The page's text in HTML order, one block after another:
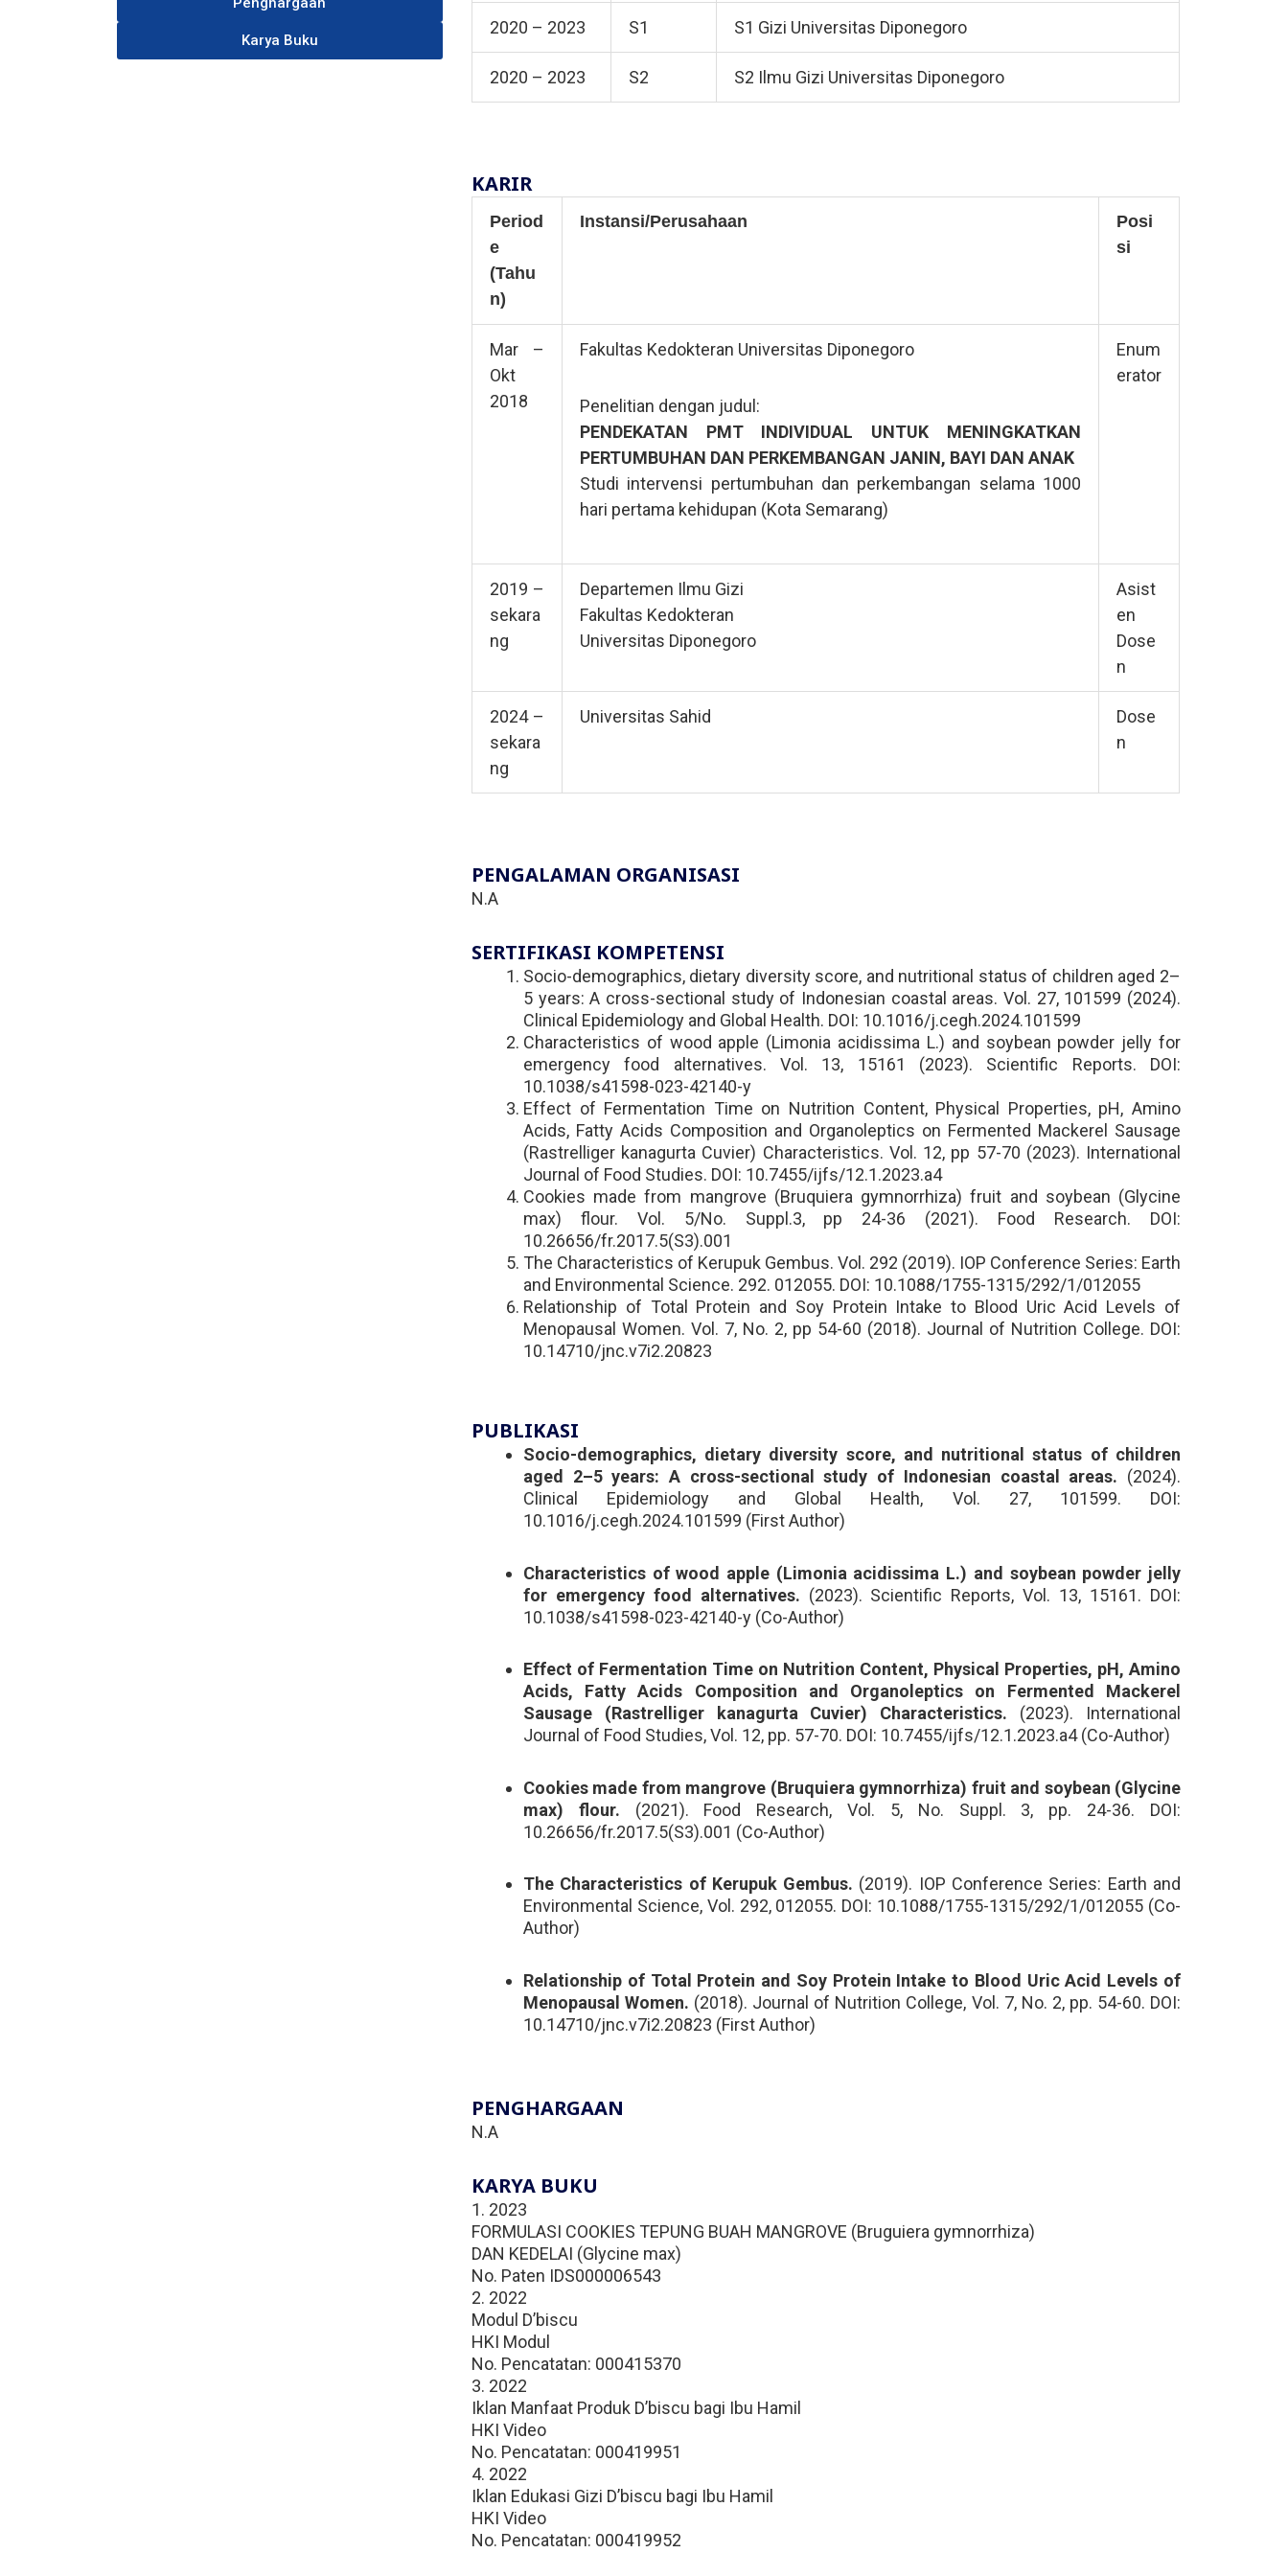
Karya Buku
2020 – 2023 S1 S1 Gizi Universitas Diponegoro
2020 – 2023 S2 S2 Ilmu Gizi Universitas Diponegoro
KARIR
Period
e
(Tahu
n)
Instansi/Perusahaan
Posi
si
Mar –
Okt
2018
Fakultas Kedokteran Universitas Diponegoro
Penelitian dengan judul:
PENDEKATAN PMT INDIVIDUAL UNTUK MENINGKATKAN
PERTUMBUHAN DAN PERKEMBANGAN JANIN, BAYI DAN ANAK
Studi intervensi pertumbuhan dan perkembangan selama 1000
hari pertama kehidupan (Kota Semarang)
Enum
erator
2019 –
sekara
ng
Departemen Ilmu Gizi
Fakultas Kedokteran
Universitas Diponegoro
Asist
en
Dose
n
2024 –
sekara
ng
Universitas Sahid
Dose
n
PENGALAMAN ORGANISASI
N.A
SERTIFIKASI KOMPETENSI
Socio-demographics, dietary diversity score, and nutritional status of children aged 2–
5 years: A cross-sectional study of Indonesian coastal areas. Vol. 27, 101599 (2024).
Clinical Epidemiology and Global Health. DOI: 10.1016/j.cegh.2024.101599
Characteristics of wood apple (Limonia acidissima L.) and soybean powder jelly for
emergency food alternatives. Vol. 13, 15161 (2023). Scientific Reports. DOI:
10.1038/s41598-023-42140-y
Effect of Fermentation Time on Nutrition Content, Physical Properties, pH, Amino
Acids, Fatty Acids Composition and Organoleptics on Fermented Mackerel Sausage
(Rastrelliger kanagurta Cuvier) Characteristics. Vol. 12, pp 57-70 (2023). International
Journal of Food Studies. DOI: 10.7455/ijfs/12.1.2023.a4
Cookies made from mangrove (Bruquiera gymnorrhiza) fruit and soybean (Glycine
max) flour. Vol. 5/No. Suppl.3, pp 24-36 (2021). Food Research. DOI:
10.26656/fr.2017.5(S3).001
The Characteristics of Kerupuk Gembus. Vol. 292 (2019). IOP Conference Series: Earth
and Environmental Science. 292. 012055. DOI: 10.1088/1755-1315/292/1/012055
Relationship of Total Protein and Soy Protein Intake to Blood Uric Acid Levels of
Menopausal Women. Vol. 7, No. 2, pp 54-60 (2018). Journal of Nutrition College. DOI:
10.14710/jnc.v7i2.20823
PUBLIKASI
Socio-demographics, dietary diversity score, and nutritional status of children
aged 2–5 years: A cross-sectional study of Indonesian coastal areas. (2024).
Clinical Epidemiology and Global Health, Vol. 27, 101599. DOI:
10.1016/j.cegh.2024.101599 (First Author)
Characteristics of wood apple (Limonia acidissima L.) and soybean powder jelly
for emergency food alternatives. (2023). Scientific Reports, Vol. 13, 15161. DOI:
10.1038/s41598-023-42140-y (Co-Author)
Effect of Fermentation Time on Nutrition Content, Physical Properties, pH, Amino
Acids, Fatty Acids Composition and Organoleptics on Fermented Mackerel
Sausage (Rastrelliger kanagurta Cuvier) Characteristics. (2023). International
Journal of Food Studies, Vol. 12, pp. 57-70. DOI: 10.7455/ijfs/12.1.2023.a4 (Co-Author)
Cookies made from mangrove (Bruquiera gymnorrhiza) fruit and soybean (Glycine
max) flour. (2021). Food Research, Vol. 5, No. Suppl. 3, pp. 24-36. DOI:
10.26656/fr.2017.5(S3).001 (Co-Author)
The Characteristics of Kerupuk Gembus. (2019). IOP Conference Series: Earth and
Environmental Science, Vol. 292, 012055. DOI: 10.1088/1755-1315/292/1/012055 (Co-
Author)
Relationship of Total Protein and Soy Protein Intake to Blood Uric Acid Levels of
Menopausal Women. (2018). Journal of Nutrition College, Vol. 7, No. 2, pp. 54-60. DOI:
10.14710/jnc.v7i2.20823 (First Author)
PENGHARGAAN
N.A
KARYA BUKU
1. 2023
FORMULASI COOKIES TEPUNG BUAH MANGROVE (Bruguiera gymnorrhiza)
DAN KEDELAI (Glycine max)
No. Paten IDS000006543
2. 2022
Modul D’biscu
HKI Modul
No. Pencatatan: 000415370
3. 2022
Iklan Manfaat Produk D’biscu bagi Ibu Hamil
HKI Video
No. Pencatatan: 000419951
4. 2022
Iklan Edukasi Gizi D’biscu bagi Ibu Hamil
HKI Video
No. Pencatatan: 000419952